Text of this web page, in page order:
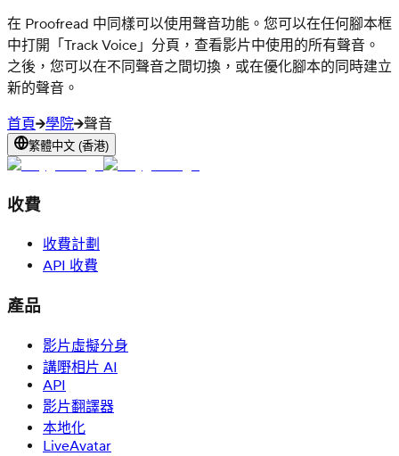
在 Proofread 中同樣可以使用聲音功能。您可以在任何腳本框
中打開「Track Voice」分頁，查看影片中使用的所有聲音。
之後，您可以在不同聲音之間切換，或在優化腳本的同時建立
新的聲音。
首頁 學院 聲音
繁體中文 (香港)
收費
收費計劃
API 收費
產品
影片虛擬分身
講嘢相片 AI
API
影片翻譯器
本地化
LiveAvatar